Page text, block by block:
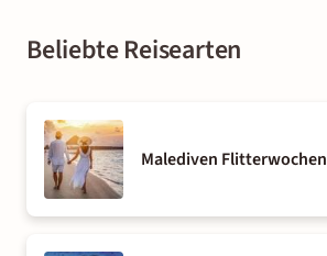
Beliebte Reisearten
Malediven Flitterwochen